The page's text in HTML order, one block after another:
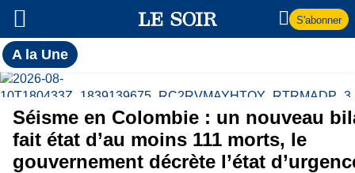
S'abonner
A la UneToutes
l'actualité
du Soir
A
la
Une
Séisme en Colombie : un nouveau
fait état d’au moins 111 morts, le
gouvernement décrète l’état